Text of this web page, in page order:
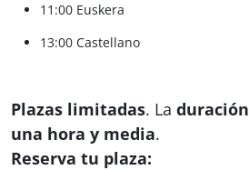
11:00 Euskera
13:00 Castellano
Plazas limitadas. La duración
una hora y media.
Reserva tu plaza: